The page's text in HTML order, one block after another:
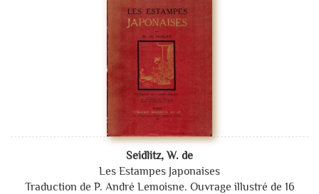
Seidlitz, W. de
Les Estampes Japonaises
Traduction de P. André Lemoisne. Ouvrage illustré de 16